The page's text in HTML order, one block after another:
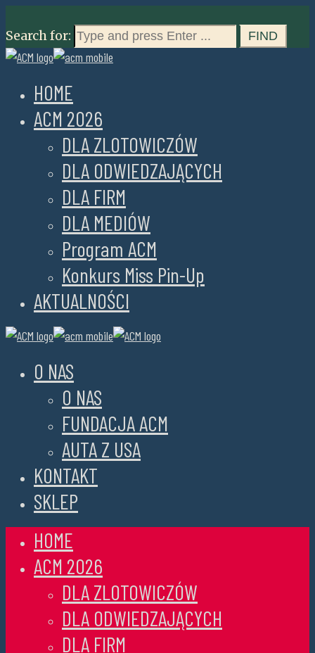
Search for:
HOME
ACM 2026
DLA ZLOTOWICZÓW
DLA ODWIEDZAJĄCYCH
DLA FIRM
DLA MEDIÓW
Program ACM
Konkurs Miss Pin-Up
AKTUALNOŚCI
O NAS
O NAS
FUNDACJA ACM
AUTA Z USA
KONTAKT
SKLEP
HOME
ACM 2026
DLA ZLOTOWICZÓW
DLA ODWIEDZAJĄCYCH
DLA FIRM